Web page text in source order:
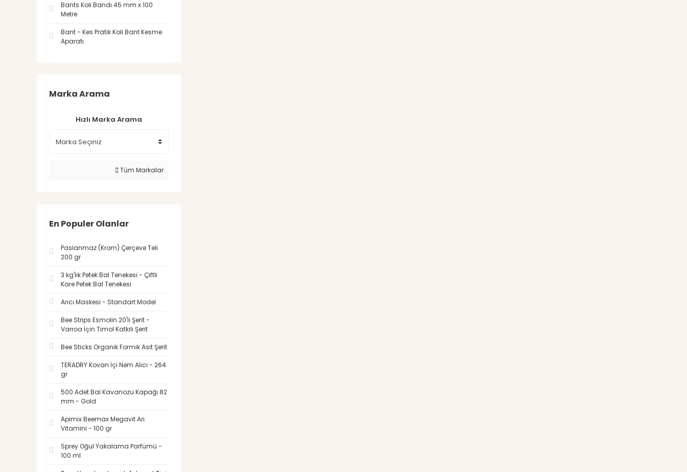
Bants Koli Bandı 45 mm x 100
Metre
Bant - Kes Pratik Koli Bant Kesme
Aparatı
Marka Arama
Hızlı Marka Arama
Tüm Markalar
En Populer Olanlar
Paslanmaz (Krom) Çerçeve Teli
200 gr
3 kg'lık Petek Bal Tenekesi - Çiftli
Kare Petek Bal Tenekesi
Arıcı Maskesi - Standart Model
Bee Strips Esmolin 20'li Şerit -
Varroa İçin Timol Katkılı Şerit
Bee Sticks Organik Formik Asit Şerit
TERADRY Kovan İçi Nem Alıcı - 264
gr
500 Adet Bal Kavanozu Kapağı 82
mm - Gold
Apimix Beemax Megavit Arı
Vitamini - 100 gr
Sprey Oğul Yakalama Parfümü -
100 ml